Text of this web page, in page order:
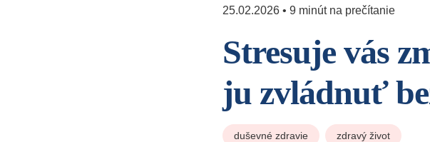
25.02.2026 • 9 minút na prečítanie
Stresuje vás
ju zvládnuť
duševné zdravie zdravý život